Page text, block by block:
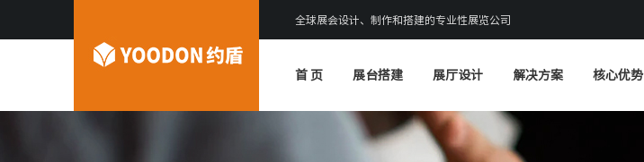
全球展会设计、制作和搭建的专业性展览公司
首 页 展台搭建 展厅设计 解决方案 核心优势